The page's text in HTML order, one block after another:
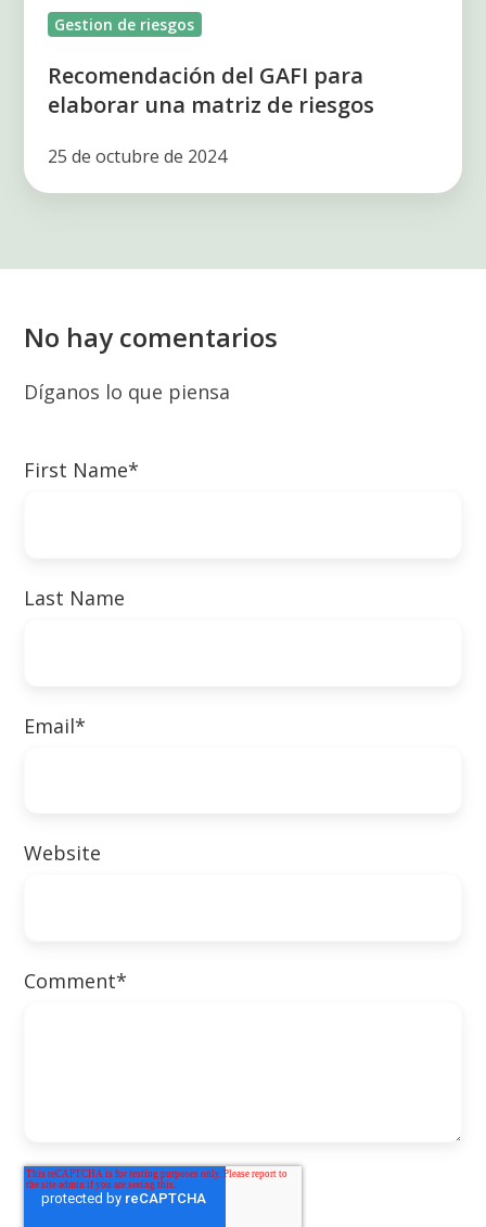
Gestion de riesgos
Recomendación del GAFI para
elaborar una matriz de riesgos
25 de octubre de 2024
No hay comentarios
Díganos lo que piensa
First Name*
Last Name
Email*
Website
Comment*